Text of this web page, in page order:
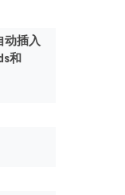
动插入
和